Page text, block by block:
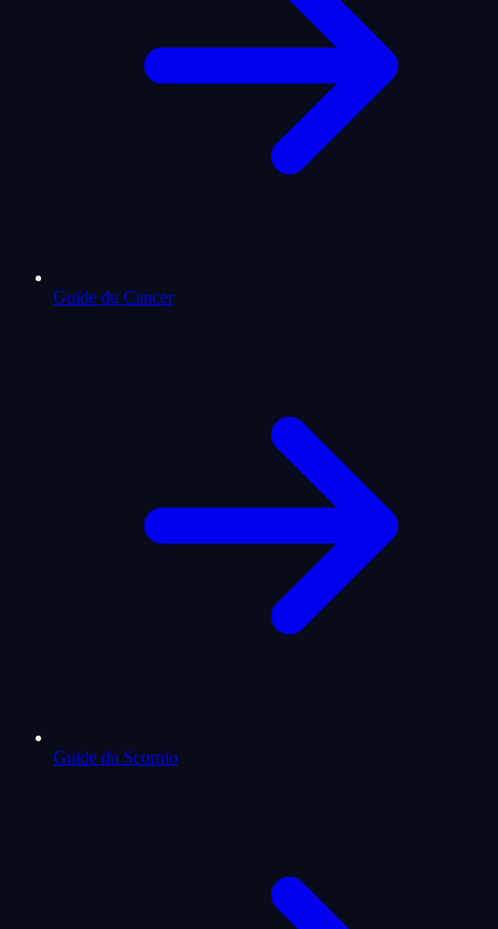
Guide du Cancer
Guide du Scorpio